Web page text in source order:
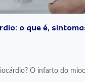
o que é,
O infarto do